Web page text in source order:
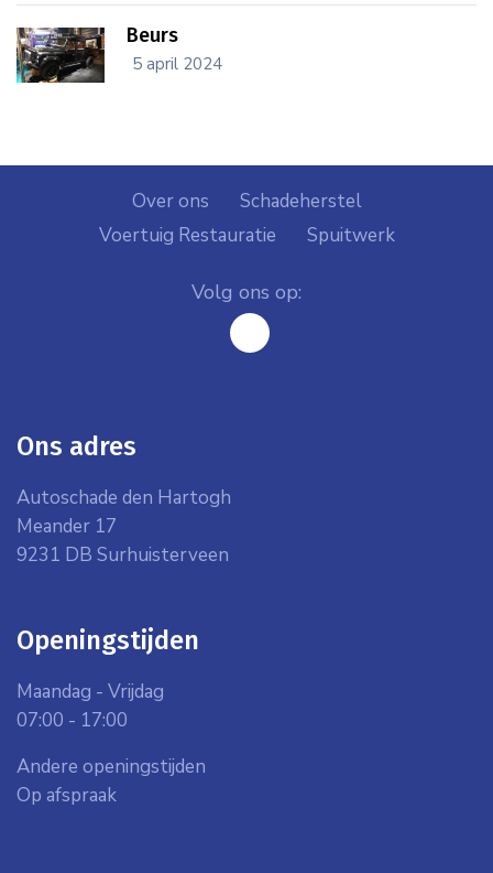
Beurs
icon
5 april 2024
Over ons
Schadeherstel
Voertuig Restauratie
Spuitwerk
Volg ons op:
facebook
Ons adres
Autoschade den Hartogh
Meander 17
9231 DB Surhuisterveen
Openingstijden
Maandag - Vrijdag
07:00 - 17:00
Andere openingstijden
Op afspraak